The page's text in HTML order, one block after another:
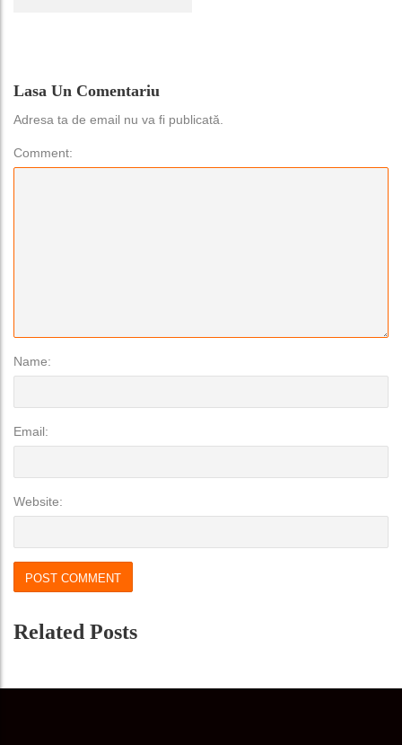
Lasa Un Comentariu
Adresa ta de email nu va fi publicată.
Comment:
Name:
Email:
Website:
Related Posts